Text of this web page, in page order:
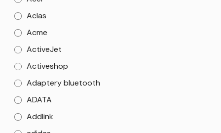
Aclas
Acme
ActiveJet
Activeshop
Adaptery bluetooth
ADATA
Addlink